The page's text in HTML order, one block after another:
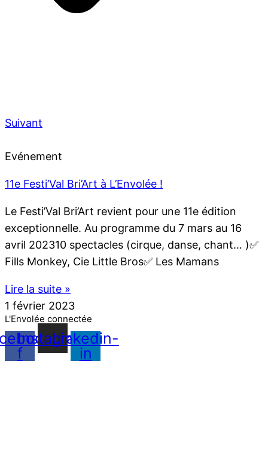
Suivant
Evénement
11e Festi’Val Bri’Art à L’Envolée !
Le Festi’Val Bri’Art revient pour une 11e édition
exceptionnelle. Au programme du 7 mars au 16
avril 202310 spectacles (cirque, danse, chant… )✅
Fills Monkey, Cie Little Bros✅ Les Mamans
Lire la suite »
1 février 2023
L'Envolée connectée
f
Instagram
Linkedin-
in